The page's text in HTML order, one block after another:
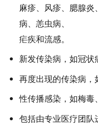
麻疹、风疹、腮腺
病、恙虫病、
疟疾和流感。
新发传染病，如冠状
再度出现的传染病，
性传播感染，如梅毒
包括由专业医疗团队